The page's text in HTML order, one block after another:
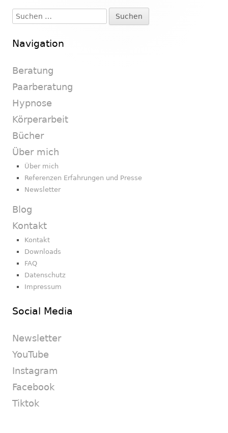
Seitenleiste
Suchen
nach:
Navigation
Beratung
Paarberatung
Hypnose
Körperarbeit
Bücher
Über mich
Über mich
Referenzen Erfahrungen und Presse
Newsletter
Blog
Kontakt
Kontakt
Downloads
FAQ
Datenschutz
Impressum
Social Media
Newsletter
YouTube
Instagram
Facebook
Tiktok